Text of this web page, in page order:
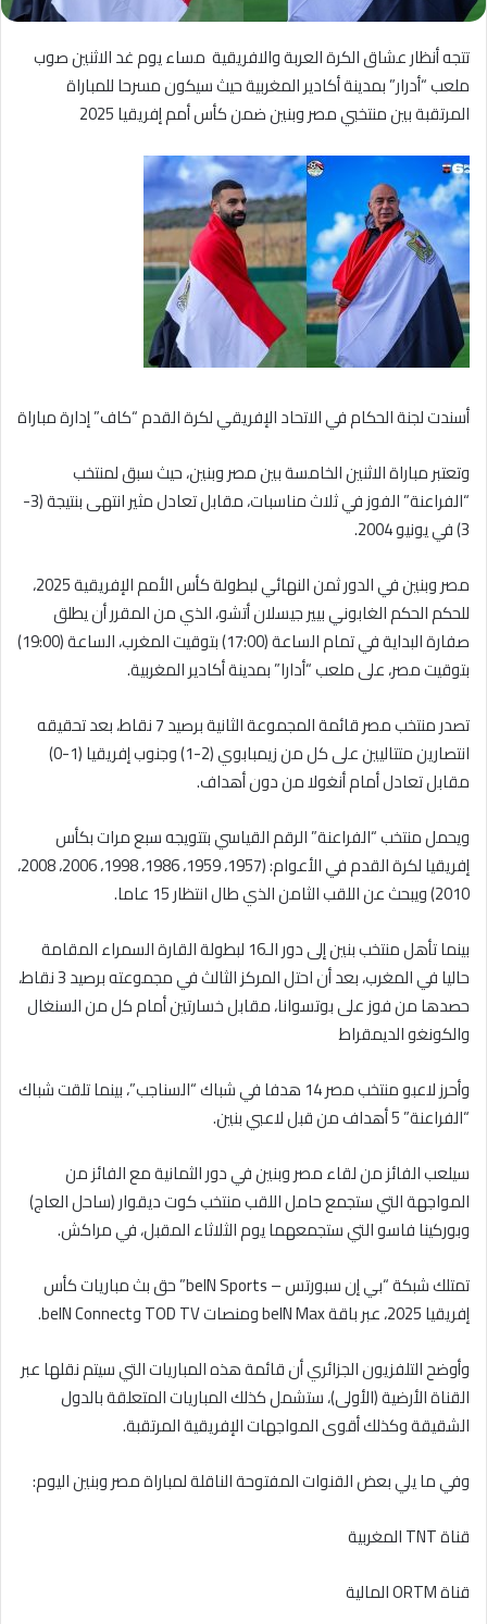
تتجه أنظار عشاق الكرة العربة والافريقية مساء يوم غد الاثنين صوب
ملعب “أدرار” بمدينة أكادير المغربية حيث سيكون مسرحا للمباراة
المرتقبة بين منتخبي مصر وبنين ضمن كأس أمم إفريقيا 2025
أسندت لجنة الحكام في الاتحاد الإفريقي لكرة القدم “كاف” إدارة مباراة
وتعتبر مباراة الاثنين الخامسة بين مصر وبنين، حيث سبق لمنتخب
“الفراعنة” الفوز في ثلاث مناسبات، مقابل تعادل مثير انتهى بنتيجة (3-
3) في يونيو 2004.
مصر وبنين في الدور ثمن النهائي لبطولة كأس الأمم الإفريقية 2025،
للحكم الحكم الغابوني بيير جيسلان أتشو، الذي من المقرر أن يطلق
صفارة البداية في تمام الساعة (17:00) بتوقيت المغرب، الساعة (19:00)
بتوقيت مصر، على ملعب “أدارا” بمدينة أكادير المغربية.
تصدر منتخب مصر قائمة المجموعة الثانية برصيد 7 نقاط، بعد تحقيقه
انتصارين متتاليين على كل من زيمبابوي (2-1) وجنوب إفريقيا (1-0)
مقابل تعادل أمام أنغولا من دون أهداف.
ويحمل منتخب “الفراعنة” الرقم القياسي بتتويجه سبع مرات بكأس
إفريقيا لكرة القدم في الأعوام: (1957، 1959، 1986، 1998، 2006، 2008،
2010) ويبحث عن اللقب الثامن الذي طال انتظار 15 عاما.
بينما تأهل منتخب بنين إلى دور الـ16 لبطولة القارة السمراء المقامة
حاليا في المغرب، بعد أن احتل المركز الثالث في مجموعته برصيد 3 نقاط،
حصدها من فوز على بوتسوانا، مقابل خسارتين أمام كل من السنغال
والكونغو الديمقراط
وأحرز لاعبو منتخب مصر 14 هدفا في شباك “السناجب”، بينما تلقت شباك
“الفراعنة” 5 أهداف من قبل لاعبي بنين.
سيلعب الفائز من لقاء مصر وبنين في دور الثمانية مع الفائز من
المواجهة التي ستجمع حامل اللقب منتخب كوت ديقوار (ساحل العاج)
وبوركينا فاسو التي ستجمعهما يوم الثلاثاء المقبل، في مراكش.
تمتلك شبكة “بي إن سبورتس – beIN Sports” حق بث مباريات كأس
إفريقيا 2025، عبر باقة beIN Max ومنصات TOD TV وbeIN Connect.
وأوضح التلفزيون الجزائري أن قائمة هذه المباريات التي سيتم نقلها عبر
القناة الأرضية (الأولى)، ستشمل كذلك المباريات المتعلقة بالدول
الشقيقة وكذلك أقوى المواجهات الإفريقية المرتقبة.
وفي ما يلي بعض القنوات المفتوحة الناقلة لمباراة مصر وبنين اليوم:
قناة TNT المغربية
قناة ORTM المالية